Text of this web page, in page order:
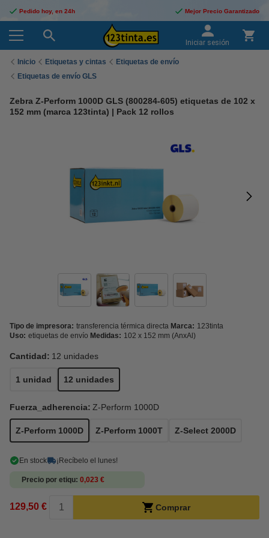
Pedido hoy, en 24h Mejor Precio Garantizado
Iniciar sesión
Inicio Etiquetas y cintas
Etiquetas de envío
Etiquetas de envío GLS
Zebra Z-Perform 1000D GLS (800284-605) etiquetas de 102 x
152 mm (marca 123tinta) | Pack 12 rollos
Tipo de impresora: transferencia térmica directa Marca: 123tinta
Uso: etiquetas de envío Medidas: 102 x 152 mm (AnxAl)
Cantidad: 12 unidades
1 unidad 12 unidades
Fuerza_adherencia: Z-Perform 1000D
Z-Perform 1000D Z-Perform 1000T Z-Select 2000D
En stock ¡Recíbelo el lunes!
Precio por etiqu 0,023 €
129,50 € Comprar